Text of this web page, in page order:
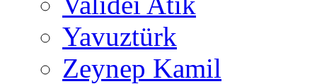
Yavuztürk
Zeynep Kamil